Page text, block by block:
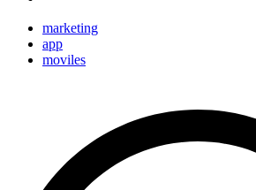
marketing
app
moviles